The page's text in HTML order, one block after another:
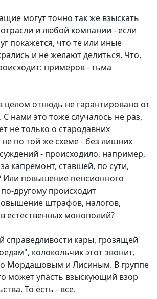
могут точно так же взыскать
и любой компании - если
покажется, что те или иные
и не желают делиться. Что,
примеров - тьма
целом отнюдь не гарантировано от
С нами это тоже случалось не раз,
не только о стародавних
не по той же схеме - без лишних
- происходило, например,
капремонт, ставшей, по сути,
Или повышение пенсионного
по-другому происходит
штрафов, налогов,
естественных монополий?
справедливости кары, грозящей
колокольчик этот звонит,
Мордашовым и Лисиным. В группе
может упасть взыскующий взор
То есть - все.